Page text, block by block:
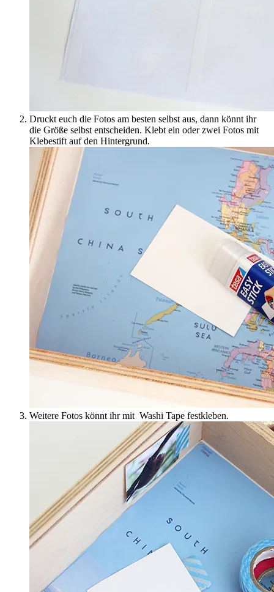
Druckt euch die Fotos am besten selbst aus, dann könnt ihr
die Größe selbst entscheiden. Klebt ein oder zwei Fotos mit
Klebestift auf den Hintergrund.
Weitere Fotos könnt ihr mit Washi Tape festkleben.